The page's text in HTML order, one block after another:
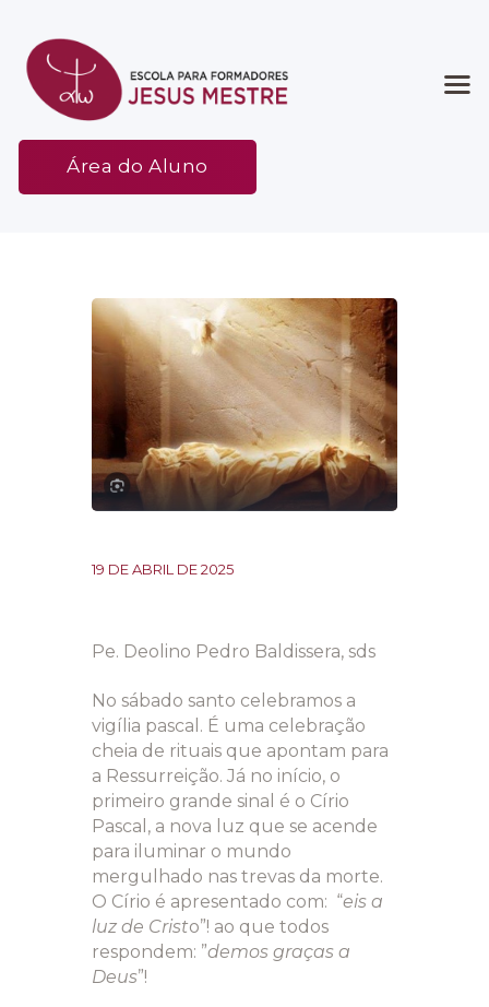
Área do Aluno
Início
Associação
19 DE ABRIL DE 2025
Pe. Deolino Pedro Baldissera, sds
No sábado santo celebramos a
vigília pascal. É uma celebração
cheia de rituais que apontam para
a Ressurreição. Já no início, o
primeiro grande sinal é o Círio
Pascal, a nova luz que se acende
para iluminar o mundo
mergulhado nas trevas da morte.
O Círio é apresentado com: “eis a
luz de Cristo”! ao que todos
respondem: ”demos graças a
Deus”!